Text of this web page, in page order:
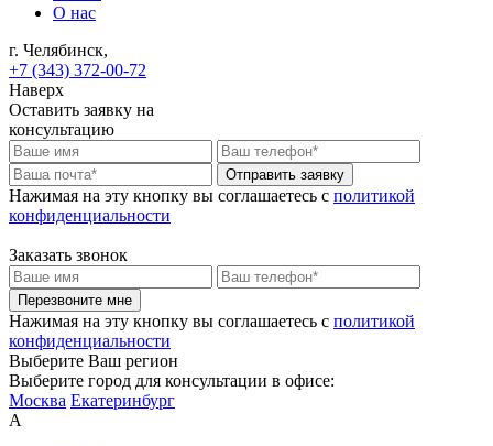
О нас
г. Челябинск,
+7 (343) 372-00-72
Наверх
Оставить заявку на
консультацию
Отправить заявку
Нажимая на эту кнопку вы соглашаетесь c политикой
конфиденциальности
Заказать звонок
Перезвоните мне
Нажимая на эту кнопку вы соглашаетесь c политикой
конфиденциальности
Выберите Ваш регион
Выберите город для консультации в офисе:
Москва Екатеринбург
А